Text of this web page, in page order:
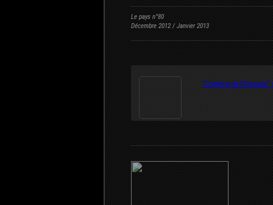
Le pays n°80
Décembre 2012 / Janvier 2013
"L’ombre de